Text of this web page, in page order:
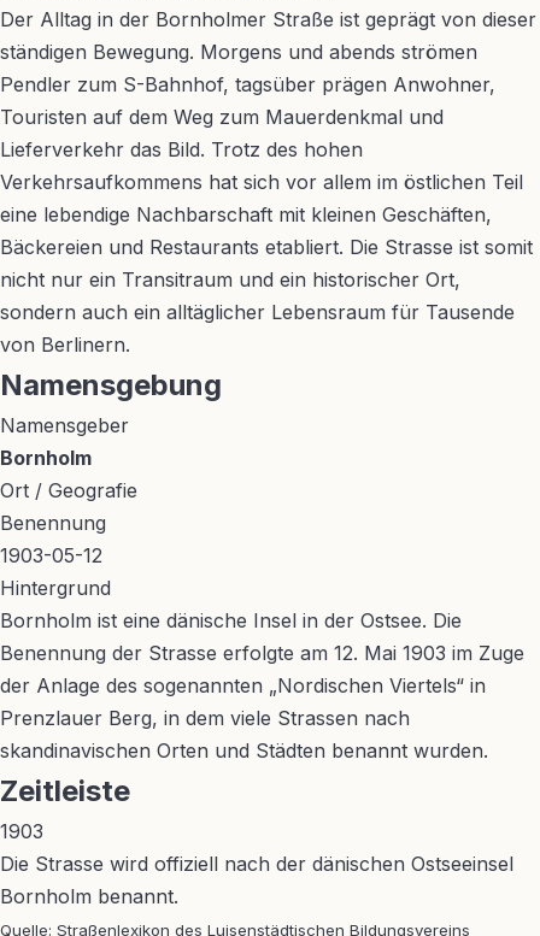
Der Alltag in der Bornholmer Straße ist geprägt von dieser
ständigen Bewegung. Morgens und abends strömen
Pendler zum S-Bahnhof, tagsüber prägen Anwohner,
Touristen auf dem Weg zum Mauerdenkmal und
Lieferverkehr das Bild. Trotz des hohen
Verkehrsaufkommens hat sich vor allem im östlichen Teil
eine lebendige Nachbarschaft mit kleinen Geschäften,
Bäckereien und Restaurants etabliert. Die Strasse ist somit
nicht nur ein Transitraum und ein historischer Ort,
sondern auch ein alltäglicher Lebensraum für Tausende
von Berlinern.
Namensgebung
Namensgeber
Bornholm
Ort / Geografie
Benennung
1903-05-12
Hintergrund
Bornholm ist eine dänische Insel in der Ostsee. Die
Benennung der Strasse erfolgte am 12. Mai 1903 im Zuge
der Anlage des sogenannten „Nordischen Viertels“ in
Prenzlauer Berg, in dem viele Strassen nach
skandinavischen Orten und Städten benannt wurden.
Zeitleiste
1903
Die Strasse wird offiziell nach der dänischen Ostseeinsel
Bornholm benannt.
Quelle: Straßenlexikon des Luisenstädtischen Bildungsvereins